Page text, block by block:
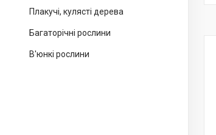
Плакучі, кулясті дерева
Багаторічні рослини
В'юнкі рослини